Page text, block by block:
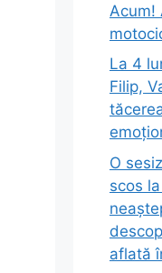
Acum!
La 4
Filip,
O
scos
aflată